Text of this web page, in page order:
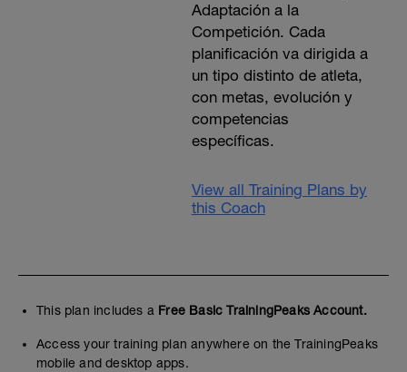
Adaptación a la
Competición. Cada
planificación va dirigida a
un tipo distinto de atleta,
con metas, evolución y
competencias
específicas.
View all Training Plans by
this Coach
This plan includes a Free Basic TrainingPeaks Account.
Access your training plan anywhere on the TrainingPeaks
mobile and desktop apps.